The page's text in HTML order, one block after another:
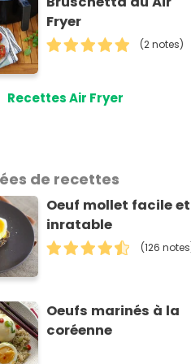
Fryer
(2 notes)
Recettes Air Fryer
de recettes
Oeuf mollet facile et
inratable
(126
Oeufs marinés à la
coréenne